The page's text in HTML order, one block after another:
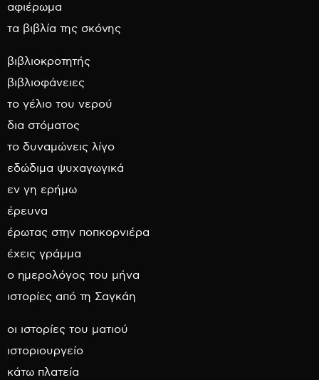
αφιέρωμα
τα βιβλία της σκόνης
βιβλιοκροτητής
βιβλιοφάνειες
το γέλιο του νερού
δια στόματος
το δυναμώνεις λίγο
εδώδιμα ψυχαγωγικά
εν γη ερήμω
έρευνα
έρωτας στην ποπκορνιέρα
έχεις γράμμα
ο ημερολόγος του μήνα
ιστορίες από τη Σαγκάη
οι ιστορίες του ματιού
ιστοριουργείο
κάτω πλατεία